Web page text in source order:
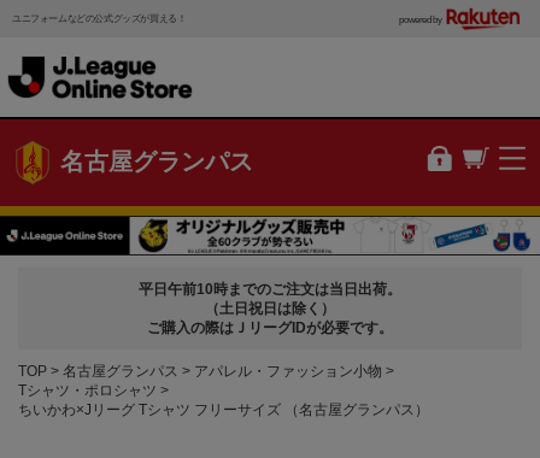
ユニフォームなどの公式グッズが買える！ powered by
名古屋グランパス
平日午前10時までのご注文は当日出荷。
（土日祝日は除く）
ご購入の際はＪリーグIDが必要です。
TOP 名古屋グランパス
アパレル・ファッション小物
Tシャツ・ポロシャツ
ちいかわ×Jリーグ Tシャツ フリーサイズ （名古屋グランパス）